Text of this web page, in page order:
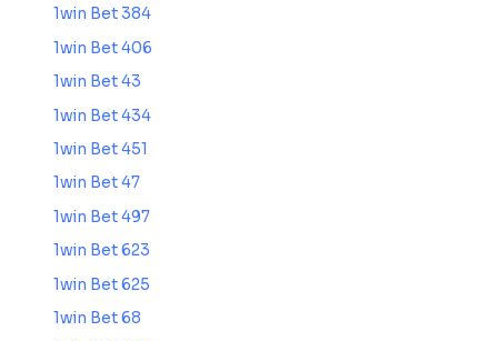
1win Bet 384
1win Bet 406
1win Bet 43
1win Bet 434
1win Bet 451
1win Bet 47
1win Bet 497
1win Bet 623
1win Bet 625
1win Bet 68